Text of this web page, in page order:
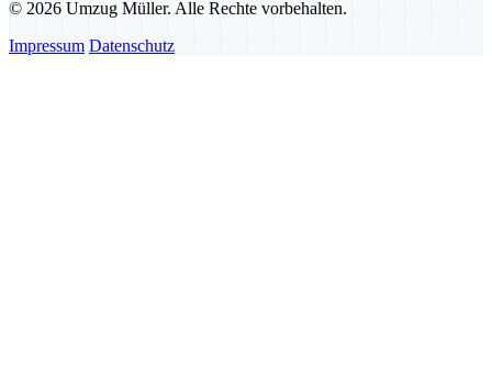
© 2026 Umzug Müller. Alle Rechte vorbehalten.
Impressum Datenschutz